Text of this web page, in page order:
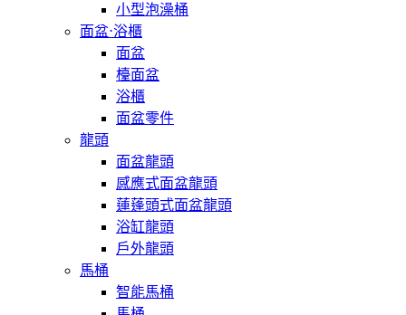
小型泡澡桶
面盆⋅浴櫃
面盆
檯面盆
浴櫃
面盆零件
龍頭
面盆龍頭
感應式面盆龍頭
蓮蓬頭式面盆龍頭
浴缸龍頭
戶外龍頭
馬桶
智能馬桶